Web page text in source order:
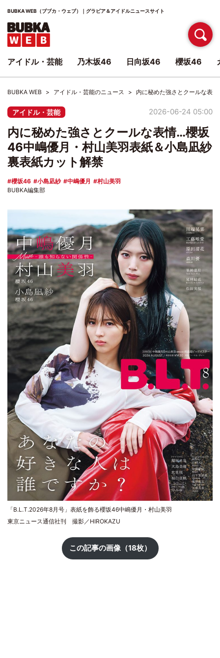
BUBKA WEB（ブブカ・ウェブ）｜グラビア＆アイドルニュースサイト
BUBKA WEB アイドル・芸能のニュース 内に秘めた強さとクールな表
アイドル・芸能 2026-06-24 05:00
内に秘めた強さとクールな表情…櫻坂
46中嶋優月・村山美羽表紙＆小島凪紗
裏表紙カット解禁
櫻坂46 小島凪紗 中嶋優月
村山美羽
BUBKA編集部
「B.L.T.2026年8月号」表紙を飾る櫻坂46中嶋優月・村山美羽
東京ニュース通信社刊 撮影／HIROKAZU
この記事の画像（18枚）
アイドル・芸能 乃木坂46 日向坂46 櫻坂46